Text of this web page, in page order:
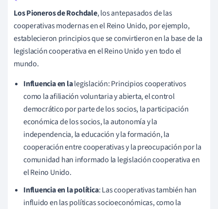
Los Pioneros de Rochdale, los antepasados de las
cooperativas modernas en el Reino Unido, por ejemplo,
establecieron principios que se convirtieron en la base de la
legislación cooperativa en el Reino Unido y en todo el
mundo.
Influencia en lalegislación: Principios cooperativos
como la afiliación voluntaria y abierta, el control
democrático por parte de los socios, la participación
económica de los socios, la autonomía y la
independencia, la educación y la formación, la
cooperación entre cooperativas y la preocupación por la
comunidad han informado la legislación cooperativa en
el Reino Unido.
Influencia en la política: Las cooperativas también han
influido en las políticas socioeconómicas, como la